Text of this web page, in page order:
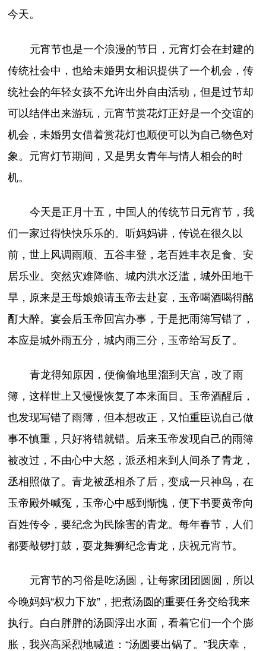
今天。
元宵节也是一个浪漫的节日，元宵灯会在封建的
传统社会中，也给未婚男女相识提供了一个机会，传
统社会的年轻女孩不允许出外自由活动，但是过节却
可以结伴出来游玩，元宵节赏花灯正好是一个交谊的
机会，未婚男女借着赏花灯也顺便可以为自己物色对
象。元宵灯节期间，又是男女青年与情人相会的时
机。
今天是正月十五，中国人的传统节日元宵节，我
们一家过得快快乐乐的。听妈妈讲，传说在很久以
前，世上风调雨顺、五谷丰登，老百姓丰衣足食、安
居乐业。突然灾难降临、城内洪水泛滥，城外田地干
旱，原来是王母娘娘请玉帝去赴宴，玉帝喝酒喝得酩
酊大醉。宴会后玉帝回宫办事，于是把雨簿写错了，
本应是城外雨五分，城内雨三分，玉帝给写反了。
青龙得知原因，便偷偷地里溜到天宫，改了雨
簿，这样世上又慢慢恢复了本来面目。玉帝酒醒后，
也发现写错了雨簿，但本想改正，又怕重臣说自己做
事不慎重，只好将错就错。后来玉帝发现自己的雨簿
被改过，不由心中大怒，派丞相来到人间杀了青龙，
丞相照做了。青龙被丞相杀了后，变成一只神鸟，在
玉帝殿外喊冤，玉帝心中感到惭愧，便下书要黄帝向
百姓传令，要纪念为民除害的青龙。每年春节，人们
都要敲锣打鼓，耍龙舞狮纪念青龙，庆祝元宵节。
元宵节的习俗是吃汤圆，让每家团团圆圆，所以
今晚妈妈“权力下放”，把煮汤圆的重要任务交给我来
执行。白白胖胖的汤圆浮出水面，看着它们一个个膨
胀，我兴高采烈地喊道：“汤圆要出锅了。”我庆幸，